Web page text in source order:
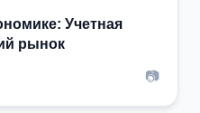
Учетная
рынок
📷